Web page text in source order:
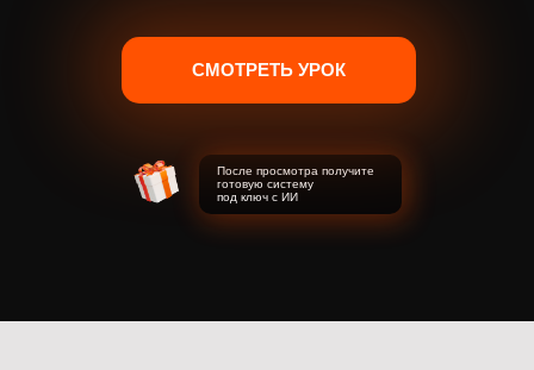
После просмотра получите
готовую систему
под ключ с ИИ
СМОТРЕТЬ УРОК